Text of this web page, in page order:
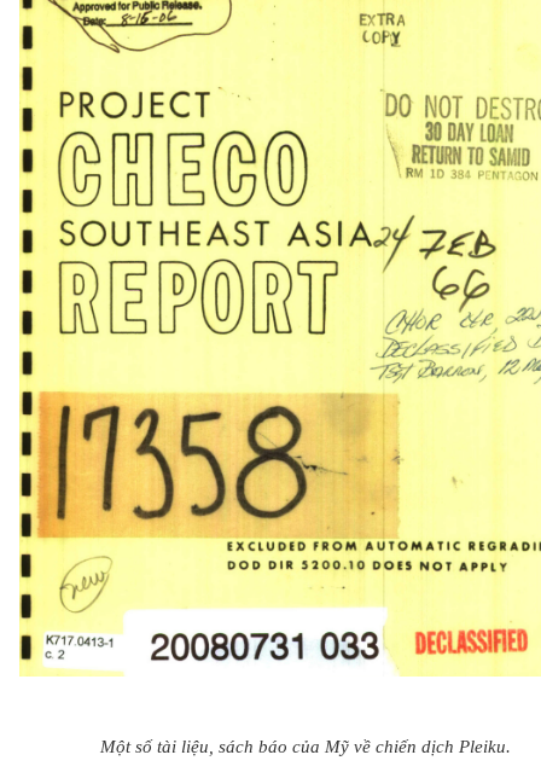
Một số tài liệu, sách báo của Mỹ về chiến dịch Pleiku.